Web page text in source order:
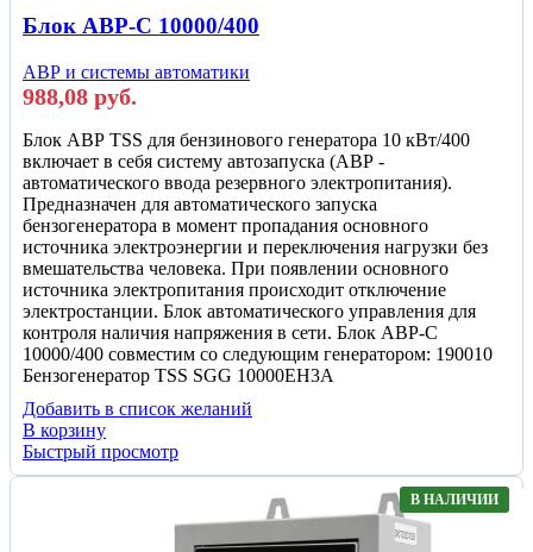
Блок АВР-С 10000/400
АВР и системы автоматики
988,08 руб.
Блок АВР TSS для бензинового генератора 10 кВт/400
включает в себя систему автозапуска (АВР -
автоматического ввода резервного электропитания).
Предназначен для автоматического запуска
бензогенератора в момент пропадания основного
источника электроэнергии и переключения нагрузки без
вмешательства человека. При появлении основного
источника электропитания происходит отключение
электростанции. Блок автоматического управления для
контроля наличия напряжения в сети. Блок АВР-С
10000/400 совместим со следующим генератором: 190010
Бензогенератор TSS SGG 10000EH3A
Добавить в список желаний
В корзину
Быстрый просмотр
В НАЛИЧИИ